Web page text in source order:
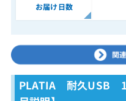
お届け日数
PLATIA 耐久USB